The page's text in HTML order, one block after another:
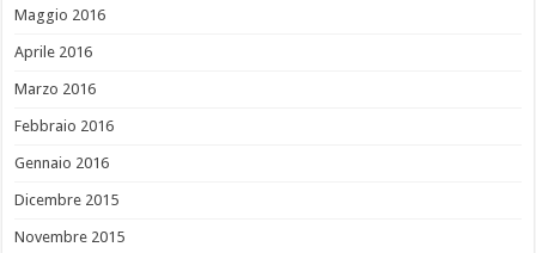
Maggio 2016
Aprile 2016
Marzo 2016
Febbraio 2016
Gennaio 2016
Dicembre 2015
Novembre 2015